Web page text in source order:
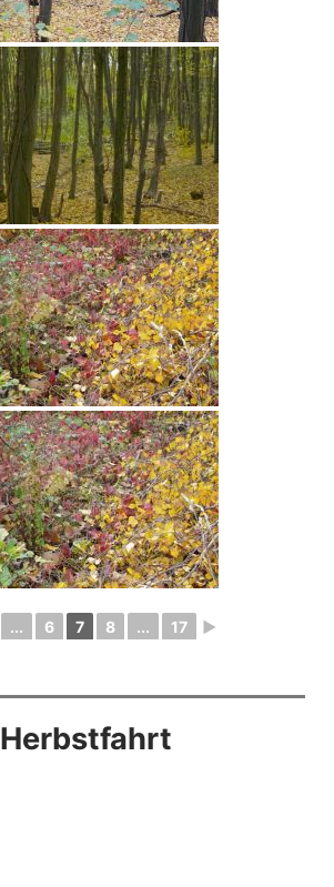
... 6 7 8 ... 17 ►
Herbstfahrt